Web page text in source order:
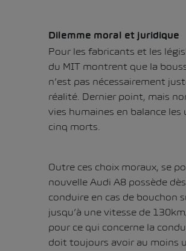
Dilemme moral et juridique
Pour les fabricants et les
du MIT montrent que la
n’est pas nécessairement
réalité. Dernier point, mais
vies humaines en balance
cinq morts.
Outre ces choix moraux, se
nouvelle Audi A8 possède
conduire en cas de bouchon
jusqu’à une vitesse de
pour ce qui concerne la
doit toujours avoir au moins